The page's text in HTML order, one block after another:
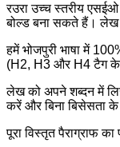
रउरा उच्च स्तरीय
बोल्ड बना सकते हैं।
हमें भोजपुरी भाषा में
(H2, H3 और H4 टैग के
लेख को अपने शब्दन में
करें और बिना बिसेसता के
पूरा विस्तृत पैराग्राफ